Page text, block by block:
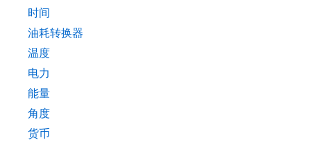
时间
油耗转换器
温度
电力
能量
角度
货币